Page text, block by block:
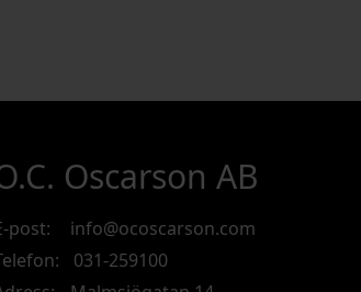
Oscarson AB
post:
info@ocoscarson.com
031-259100